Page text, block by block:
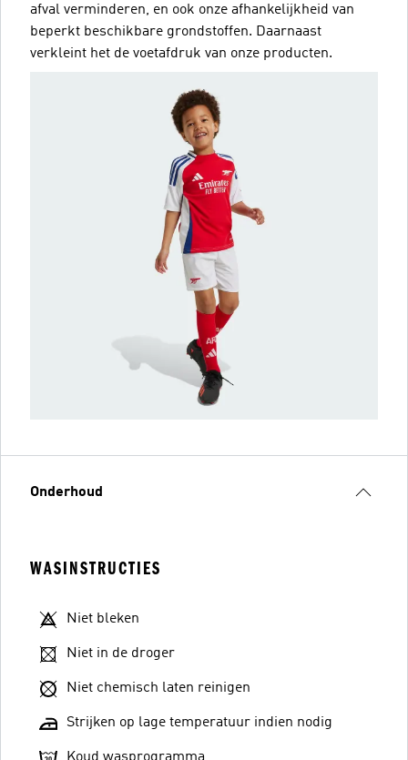
afval verminderen, en ook onze afhankelijkheid van
beperkt beschikbare grondstoffen. Daarnaast
verkleint het de voetafdruk van onze producten.
Onderhoud
WASINSTRUCTIES
Niet bleken
Niet in de droger
Niet chemisch laten reinigen
Strijken op lage temperatuur indien nodig